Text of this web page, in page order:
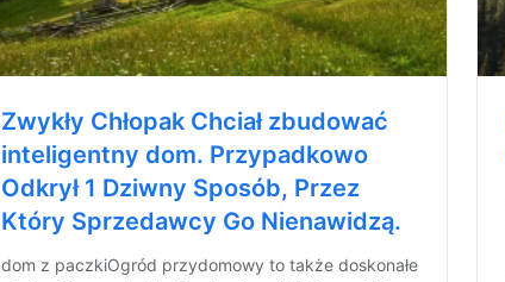
Zwykły Chłopak Chciał zbudować
inteligentny dom. Przypadkowo
Odkrył 1 Dziwny Sposób, Przez
Który Sprzedawcy Go Nienawidzą.
dom z paczkiOgród przydomowy to także doskonałe